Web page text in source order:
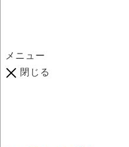
メニュー
閉じる